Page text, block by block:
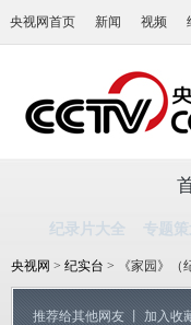
央视网首页 新闻 视频
纪录片大全 专题策
央视网 > 纪实台 > 《家园》（
推荐给其他网友 加入收